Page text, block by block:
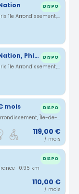
DISPO
117 Avenue Philippe-Auguste, Paris 11e Arrondissement, Île-de-France, France · 0.91 km
PARIS :Parking quartier Nation, Philippe Auguste DISPO
117 Avenue Philippe-Auguste, Paris 11e Arrondissement, Île-de-France, France · 0.91 km
mois DISPO
148 Rue de Charonne, Paris 11e Arrondissement, Île-de-France, France · 0.91 km
119,00 €
/ mois
DISPO
· 0.95 km
110,00 €
/ mois